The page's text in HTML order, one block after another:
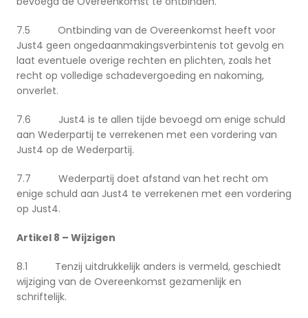
7.5 Ontbinding van de Overeenkomst heeft voor
Just4 geen ongedaanmakingsverbintenis tot gevolg en
laat eventuele overige rechten en plichten, zoals het
recht op volledige schadevergoeding en nakoming,
onverlet.
7.6 Just4 is te allen tijde bevoegd om enige schuld
aan Wederpartij te verrekenen met een vordering van
Just4 op de Wederpartij.
7.7 Wederpartij doet afstand van het recht om
enige schuld aan Just4 te verrekenen met een vordering
op Just4.
Artikel 8 – Wijzigen
8.1 Tenzij uitdrukkelijk anders is vermeld, geschiedt
wijziging van de Overeenkomst gezamenlijk en
schriftelijk.